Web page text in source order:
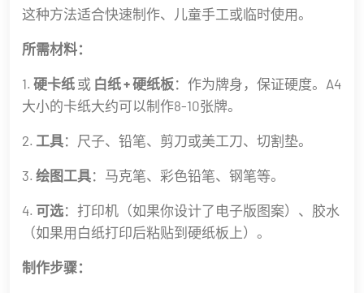
这种方法适合快速制作、儿童手工或临时使用。
所需材料：
1. 硬卡纸 或 白纸 + 硬纸板：作为牌身，保证硬度。A4
大小的卡纸大约可以制作8-10张牌。
2. 工具：尺子、铅笔、剪刀或美工刀、切割垫。
3. 绘图工具：马克笔、彩色铅笔、钢笔等。
4. 可选：打印机（如果你设计了电子版图案）、胶水
（如果用白纸打印后粘贴到硬纸板上）。
制作步骤：